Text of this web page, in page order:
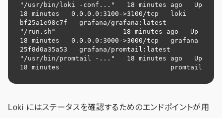
"/usr/bin/loki -conf..."   18 minutes ago   Up
18 minutes   0.0.0.0:3100->3100/tcp   loki
bf25a1e98c7f   grafana/grafana:latest
"/run.sh"                 18 minutes ago   Up
18 minutes   0.0.0.0:3000->3000/tcp   grafana
25f8d0a35a53   grafana/promtail:latest
"/usr/bin/promtail -..."   18 minutes ago   Up
18 minutes                            promtail
Loki にはステータスを確認するためのエンドポイントが用